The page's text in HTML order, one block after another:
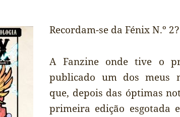
Recordam-se da Fénix N.º 2?
A Fanzine onde tive o
publicado um dos meus
que, depois das óptimas
primeira edição esgotada